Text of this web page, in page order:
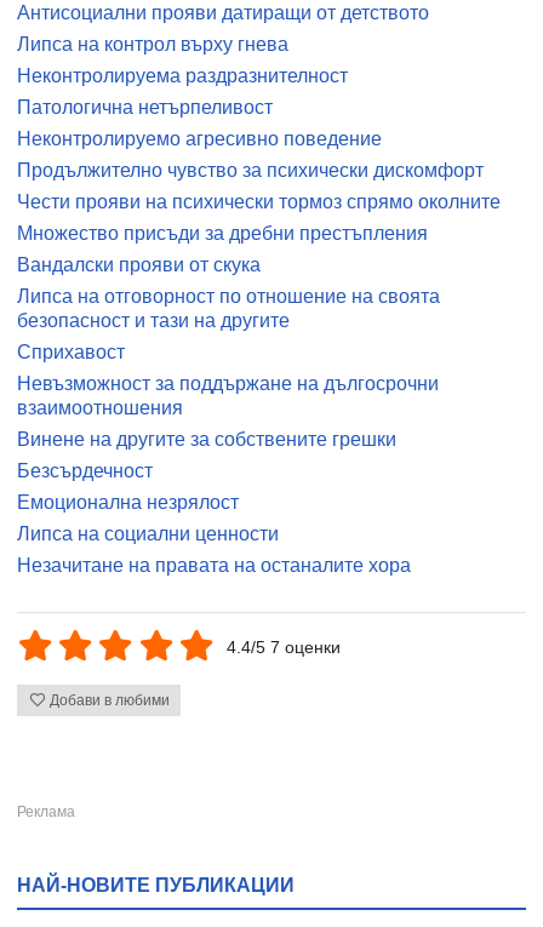
Антисоциални прояви датиращи от детството
Липса на контрол върху гнева
Неконтролируема раздразнителност
Патологична нетърпеливост
Неконтролируемо агресивно поведение
Продължително чувство за психически дискомфорт
Чести прояви на психически тормоз спрямо околните
Множество присъди за дребни престъпления
Вандалски прояви от скука
Липса на отговорност по отношение на своята
безопасност и тази на другите
Сприхавост
Невъзможност за поддържане на дългосрочни
взаимоотношения
Винене на другите за собствените грешки
Безсърдечност
Емоционална незрялост
Липса на социални ценности
Незачитане на правата на останалите хора
4.4/5 7 оценки
Добави в любими
НАЙ-НОВИТЕ ПУБЛИКАЦИИ